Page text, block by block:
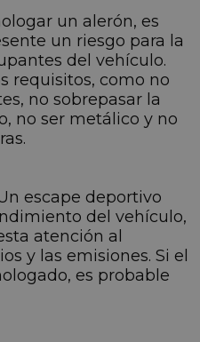
un alerón, es
un riesgo para la
del vehículo.
requisitos, como no
no sobrepasar la
no ser metálico y no
escape deportivo
del vehículo,
atención al
y las emisiones. Si el
es probable